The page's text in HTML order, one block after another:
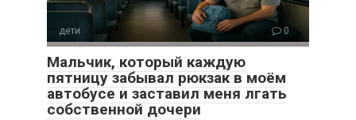
дети 0
Мальчик, который каждую
пятницу забывал рюкзак в моём
автобусе и заставил меня лгать
собственной дочери